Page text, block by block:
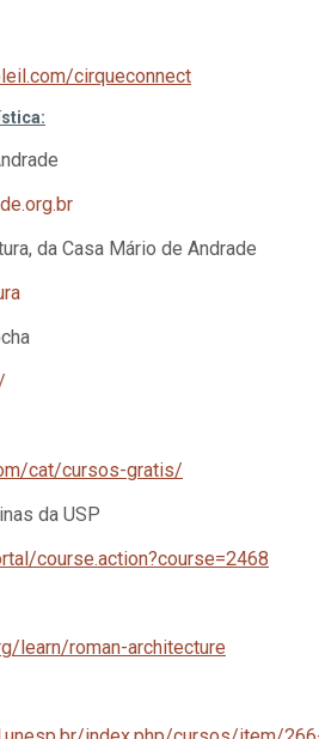
cirqueconnect
da Casa Mário de Andrade
cat/cursos-gratis/
da USP
course.action?course=2468
learn/roman-architecture